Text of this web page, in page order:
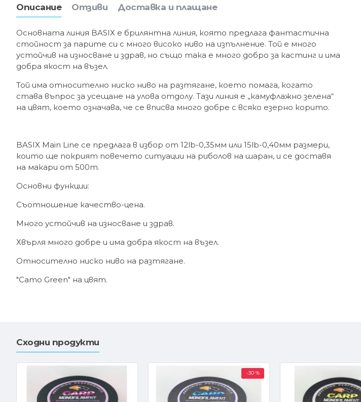
Описание Отзиви Доставка и плащане
Основната линия BASIX е брилянтна линия, която предлага фантастична
стойност за парите си с много високо ниво на изпълнение. Той е много
устойчив на износване и здрав, но също така е много добро за кастинг и има
добра якост на възел.
Той има относително ниско ниво на разтягане, което помага, когато
става въпрос за усещане на улова отдолу. Тази линия е „камуфлажно зелена“
на цвят, което означава, че се вписва много добре с всяко езерно корито.
BASIX Main Line се предлага в избор от 12lb-0,35мм или 15lb-0,40мм размери,
които ще покрият повечето ситуации на риболов на шаран, и се доставя
на макари от 500m.
Основни функции:
Съотношение качество-цена.
Много устойчив на износване и здрав.
Хвърля много добре и има добра якост на възел.
Относително ниско ниво на разтягане.
"Camo Green" на цвят.
Сходни продукти
-30 %